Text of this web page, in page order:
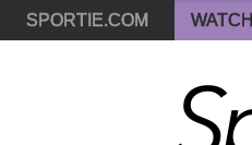
SPORTIE.COM WATCH